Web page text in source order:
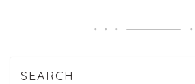
SEARCH